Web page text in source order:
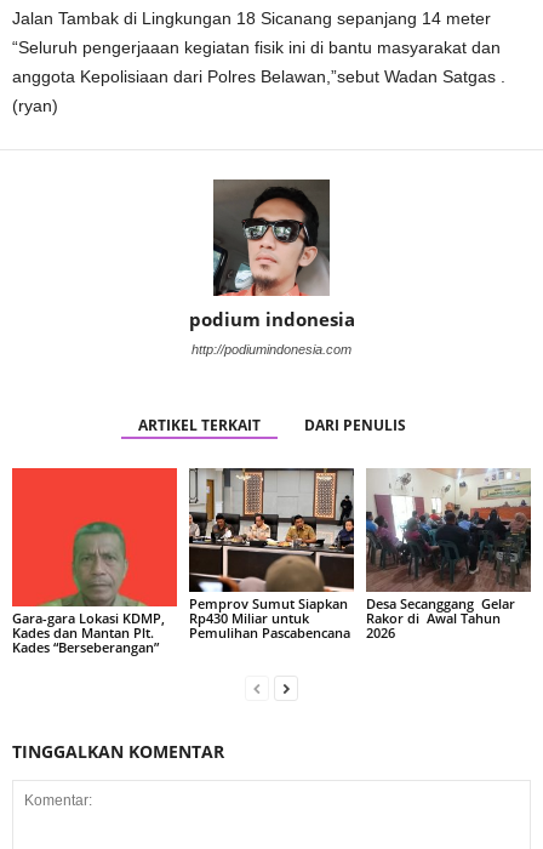
Jalan Tambak di Lingkungan 18 Sicanang sepanjang 14 meter
“Seluruh pengerjaaan kegiatan fisik ini di bantu masyarakat dan
anggota Kepolisiaan dari Polres Belawan,”sebut Wadan Satgas .
(ryan)
podium indonesia
http://podiumindonesia.com
ARTIKEL TERKAIT DARI PENULIS
Gara-gara Lokasi KDMP,
Kades dan Mantan Plt.
Kades “Berseberangan”
Pemprov Sumut Siapkan
Rp430 Miliar untuk
Pemulihan Pascabencana
Desa Secanggang Gelar
Rakor di Awal Tahun
2026
TINGGALKAN KOMENTAR